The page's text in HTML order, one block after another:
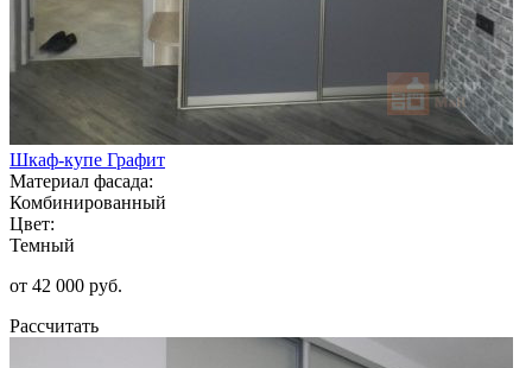
Шкаф-купе Графит
Материал фасада:
Комбинированный
Цвет:
Темный
от 42 000 руб.
Рассчитать